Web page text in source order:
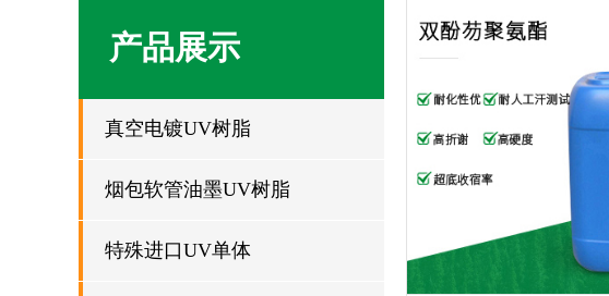
产品展示
真空电镀UV树脂
烟包软管油墨UV树脂
特殊进口UV单体